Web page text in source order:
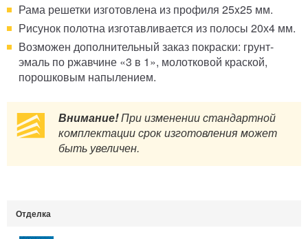
Рама решетки изготовлена из профиля 25x25 мм.
Рисунок полотна изготавливается из полосы 20х4 мм.
Возможен дополнительный заказ покраски: грунт-
эмаль по ржавчине «3 в 1», молотковой краской,
порошковым напылением.
Внимание!При изменении стандартной
комплектации срок изготовления может
быть увеличен.
Отделка